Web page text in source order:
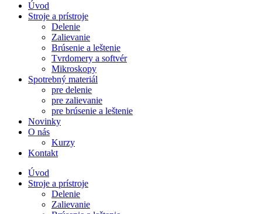
Úvod
Stroje a prístroje
Delenie
Zalievanie
Brúsenie a leštenie
Tvrdomery a softvér
Mikroskopy
Spotrebný materiál
pre delenie
pre zalievanie
pre brúsenie a leštenie
Novinky
O nás
Kurzy
Kontakt
Úvod
Stroje a prístroje
Delenie
Zalievanie